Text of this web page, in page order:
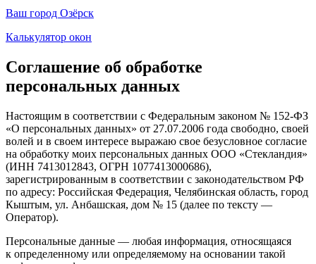
Ваш город Озёрск
Калькулятор окон
Соглашение об обработке
персональных данных
Настоящим в соответствии с Федеральным законом № 152-ФЗ
«О персональных данных» от 27.07.2006 года свободно, своей
волей и в своем интересе выражаю свое безусловное согласие
на обработку моих персональных данных ООО «Стекландия»
(ИНН 7413012843, ОГРН 1077413000686),
зарегистрированным в соответствии с законодательством РФ
по адресу: Российская Федерация, Челябинская область, город
Кыштым, ул. Анбашская, дом № 15 (далее по тексту —
Оператор).
Персональные данные — любая информация, относящаяся
к определенному или определяемому на основании такой